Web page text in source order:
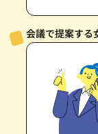
会議で提案する